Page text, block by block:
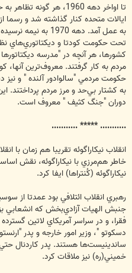
تا اواخر دهه 1960، هر
ايالات متحده كنار گذاشته شد و رسما
به عمل آمد. دهه
تحت حكومت كودتا و ديكتاتوري‌هاي
كشورها، هر آنچه در "مدرسه
مردم به كار گرفتند. معروف‌ترين آنها،
حكومت مردمي "سالوادور آلنده " و نيز
به كشتار بي‌حد و مرز مردم پرداختند.
دوران "جنگ كثيف " معروف است.
........... ***** ...........
انقلاب نيكاراگوئه تقريبا هم زمان با
خاطر هم‌مرزي با نيكاراگوئه، نقش
نيكاراگوئه (كُنتراها) ايفا كرد.
رهبري انقلاب ائتلافي بود عمدتا از
جنبش الهيات آزادي‌بخش كه انشعابي
فقرا، و در سراسر آمريكاي لاتين
دسكوتو "، وزير امور خارجه و پدر
ساندينيست‌ها هستند. پدر كاردنال
خميني(ره) نيز ملاقات كرد.